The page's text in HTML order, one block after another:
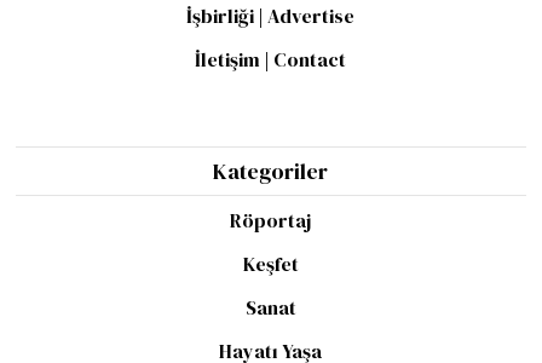
İşbirliği | Advertise
İletişim | Contact
Kategoriler
Röportaj
Keşfet
Sanat
Hayatı Yaşa